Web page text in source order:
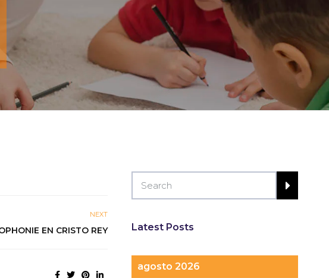
NEXT
EN CRISTO REY Latest Posts
agosto 2026